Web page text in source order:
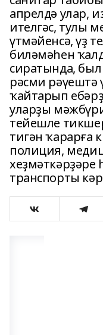
апрелдә улар,
ителгәс, тулы
үтмәйенсә, үҙ
биләмәһен
сиратында, был
рәсми рәүештә
ҡайтарып
уларҙы
тейешле
тигән ҡарарға
полиция,
транспорты